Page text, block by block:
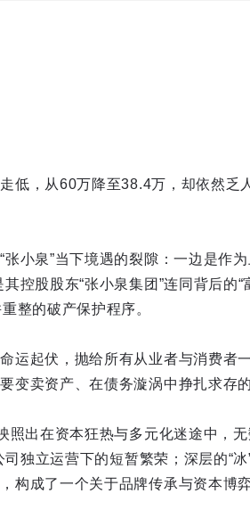
低，从60万降至38.4万，却依然乏
小泉”当下境遇的裂隙：一边是作
控股股东“张小泉集团”连同背后的“
整的破产保护程序。
运起伏，抛给所有从业者与消费者
变卖资产、在债务漩涡中挣扎求存
照出在资本狂热与多元化迷途中，
独立运营下的短暂繁荣；深层的“
构成了一个关于品牌传承与资本博